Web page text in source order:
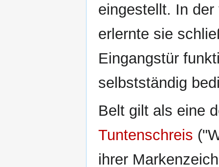
eingestellt. In
erlernte sie
Eingangstür
selbstständig
Belt gilt als eine
Tuntenschreis
ihrer